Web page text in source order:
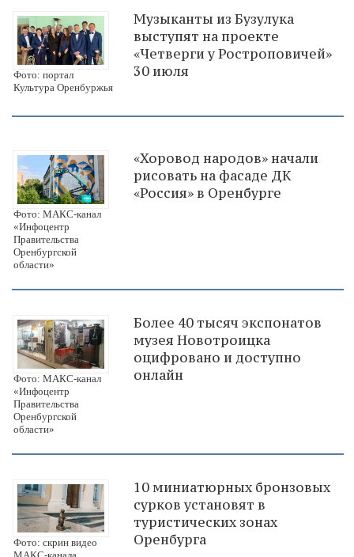
Фото: портал
Культура Оренбуржья
Музыканты из Бузулука
выступят на проекте
«Четверги у Ростроповичей»
30 июля
Фото: МАКС-канал
«Инфоцентр
Правительства
Оренбургской
области»
«Хоровод народов» начали
рисовать на фасаде ДК
«Россия» в Оренбурге
Фото: МАКС-канал
«Инфоцентр
Правительства
Оренбургской
области»
Более 40 тысяч экспонатов
музея Новотроицка
оцифровано и доступно
онлайн
Фото: скрин видео
10 миниатюрных бронзовых
сурков установят в
туристических зонах
Оренбурга